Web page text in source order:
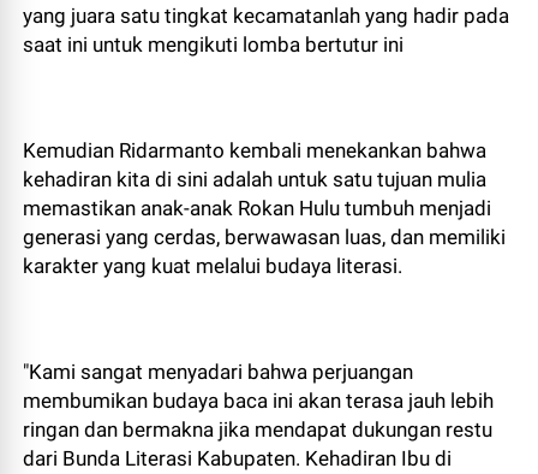
yang juara satu tingkat kecamatanlah yang hadir pada
saat ini untuk mengikuti lomba bertutur ini
Kemudian Ridarmanto kembali menekankan bahwa
kehadiran kita di sini adalah untuk satu tujuan mulia
memastikan anak-anak Rokan Hulu tumbuh menjadi
generasi yang cerdas, berwawasan luas, dan memiliki
karakter yang kuat melalui budaya literasi.
"Kami sangat menyadari bahwa perjuangan
membumikan budaya baca ini akan terasa jauh lebih
ringan dan bermakna jika mendapat dukungan restu
dari Bunda Literasi Kabupaten. Kehadiran Ibu di